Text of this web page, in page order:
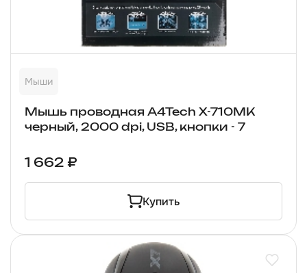
Мыши
Мышь проводная A4Tech X-710MK
черный, 2000 dpi, USB, кнопки - 7
1 662 ₽
Купить